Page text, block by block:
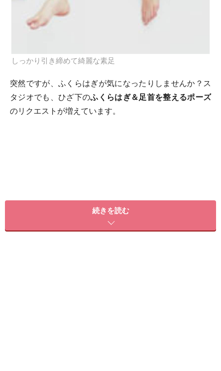
しっかり引き締めて綺麗な素足
突然ですが、ふくらはぎが気になったりしませんか？ス
タジオでも、ひざ下のふくらはぎ＆足首を整えるポーズ
のリクエストが増えています。
続きを読む